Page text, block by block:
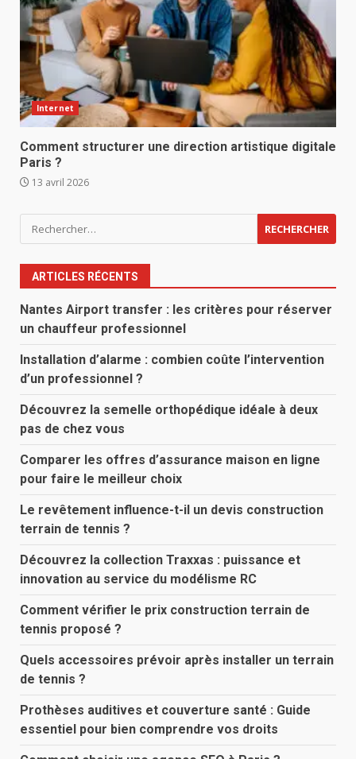
Internet
Comment structurer une direction artistique digitale
Paris ?
13 avril 2026
Rechercher :
ARTICLES RÉCENTS
Nantes Airport transfer : les critères pour réserver
un chauffeur professionnel
Installation d’alarme : combien coûte l’intervention
d’un professionnel ?
Découvrez la semelle orthopédique idéale à deux
pas de chez vous
Comparer les offres d’assurance maison en ligne
pour faire le meilleur choix
Le revêtement influence-t-il un devis construction
terrain de tennis ?
Découvrez la collection Traxxas : puissance et
innovation au service du modélisme RC
Comment vérifier le prix construction terrain de
tennis proposé ?
Quels accessoires prévoir après installer un terrain
de tennis ?
Prothèses auditives et couverture santé : Guide
essentiel pour bien comprendre vos droits